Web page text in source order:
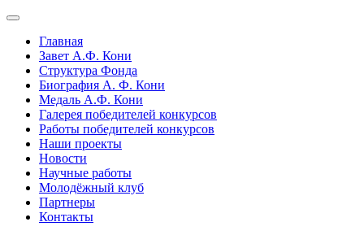
Главная
Завет А.Ф. Кони
Структура Фонда
Биография А. Ф. Кони
Медаль А.Ф. Кони
Галерея победителей конкурсов
Работы победителей конкурсов
Наши проекты
Новости
Научные работы
Молодёжный клуб
Партнеры
Контакты